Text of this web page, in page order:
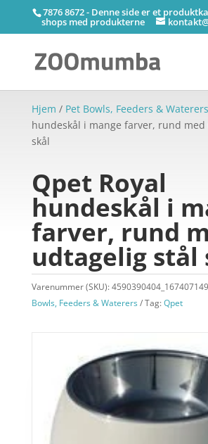
7876 8672 - Denne side er et
shops med produkterne
Hjem / Pet Bowls, Feeders & Waterers
hundeskål i mange farver, rund
skål
Qpet Royal
hundeskål i
farver, rund
udtagelig stål
Varenummer (SKU):
Bowls, Feeders & Waterers
Tag:Qpet